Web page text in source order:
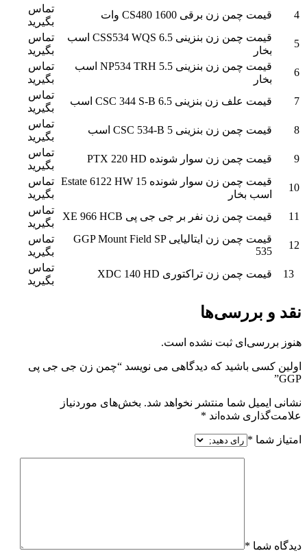
4
قیمت چمن زن برقی CS480 1600 وات
تماس
بگیرید
5
قیمت چمن زن بنزینی CSS534 WQS 6.5 اسب
بخار
تماس
بگیرید
6
قیمت چمن زن بنزینی NP534 TRH 5.5 اسب
بخار
تماس
بگیرید
7
قیمت علف زن بنزینی CSC 344 S-B 6.5 اسب
تماس
بگیرید
8
قیمت چمن زن بنزینی CSC 534-B 5 اسب
تماس
بگیرید
9
قیمت چمن زن سوار شونده PTX 220 HD
تماس
بگیرید
10
قیمت چمن زن سوار شونده Estate 6122 HW 15
اسب بخار
تماس
بگیرید
11
قیمت چمن زن نفر بر جی جی پی XE 966 HCB
تماس
بگیرید
12
قیمت چمن زن ایتالیایی GGP Mount Field SP
535
تماس
بگیرید
13
قیمت چمن زن تراکتوری XDC 140 HD
تماس
بگیرید
نقد و بررسی‌ها
هنوز بررسی‌ای ثبت نشده است.
اولین کسی باشید که دیدگاهی می نویسد “چمن زن جی جی پی
GGP”
نشانی ایمیل شما منتشر نخواهد شد. بخش‌های موردنیاز
علامت‌گذاری شده‌اند *
امتیاز شما *
دیدگاه شما *